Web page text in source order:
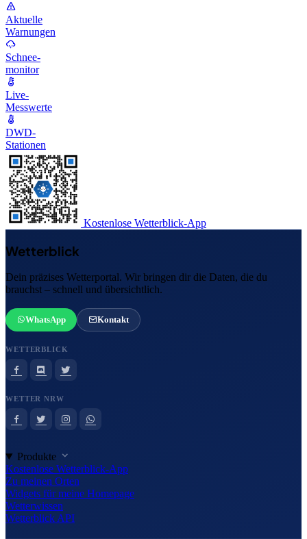
Aktuelle
Warnungen
Schnee-
monitor
Live-
Messwerte
DWD-
Stationen
Kostenlose Wetterblick-App
Wetterblick
Dein präzises Wetterportal. Wir bringen dir die Daten, die du
brauchst – schnell und übersichtlich.
WhatsApp Kontakt
WETTERBLICK
WETTER NRW
Produkte
Kostenlose Wetterblick-App
Zu meinen Orten
Widgets für meine Homepage
Wetterwissen
Wetterblick API